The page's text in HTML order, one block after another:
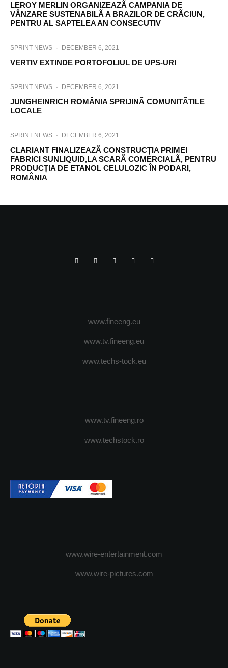
LEROY MERLIN ORGANIZEAZÃ CAMPANIA DE
VÂNZARE SUSTENABILÃ A BRAZILOR DE CRÃCIUN,
PENTRU AL SAPTELEA AN CONSECUTIV
SPRINT NEWS · DECEMBER 6, 2021
VERTIV EXTINDE PORTOFOLIUL DE UPS-URI
SPRINT NEWS · DECEMBER 6, 2021
JUNGHEINRICH ROMÂNIA SPRIJINÃ COMUNITÃTILE
LOCALE
SPRINT NEWS · DECEMBER 6, 2021
CLARIANT FINALIZEAZÃ CONSTRUCȚIA PRIMEI
FABRICI SUNLIQUID,LA SCARÃ COMERCIALÃ, PENTRU
PRODUCȚIA DE ETANOL CELULOZIC ÎN PODARI,
ROMÂNIA
www.fineeng.eu
www.tv.fineeng.eu
www.techs-tock.eu
www.tv.fineeng.ro
www.techstock.ro
www.wire-entertainment.com
www.wire-pictures.com